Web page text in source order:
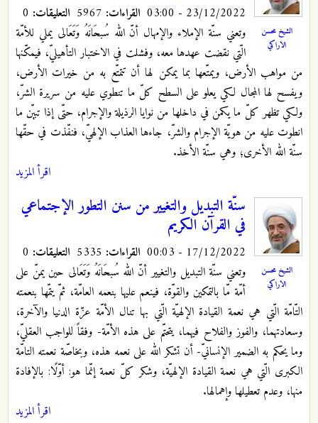
الشيخ محسن
الاراكي
23/12/2022 - 03:00 القراءات: التعليقات:
وتعني سنّة الإملاء والإمهال أنّ الله سُبحَانَهُ وَتَعَالى يملي للأمّة
الّتي نقضت عهدها معه، وفشلت في الاختبار التأهيليّ، فيمكّنها
من مواهب الأرض، ويمتّعها بما يمكن لها أن تتمتّع به من خيرات الأرض،
ويفسح لها المجال لكي يعلو على السطح كلّ ما تنطوي عليه من سريرة الشرّ،
ولكي تظهر كلّ ما يكمن في داخلها من نوايا الرذيلة والإجرام، حتّى إذا تبيّن ما
انطوت عليه من هويّة الإجرام والشرّ، جاءها العذاب الإلهيّ، فنفّذت في حقّها
سنّة الله الأخرى؛ وهي سنّة الأخذ.
اقرأ المزيد
الشيخ محسن
الاراكي
سنّة التبديل والتغيير من سنن التطور الإجتماعي
في القرآن الكريم
17/12/2022 - 00:03 القراءات: التعليقات:
وتعني سنّة التبديل والتغيير أنّ الله سُبحَانَهُ وَتَعَالى حين يمنّ على
أمّة مّا بالتمكين والقوّة، فينعم عليها بنعمه العامّة، ثمّ يتمّها بنعمته
التّامّة الّتي هي نعمة القيادة الإلهيّة الّتي بها تنال الأمّة عزّة الدنيا والآخرة،
وسعادتهما، والفوز والفلاح فيهما، يتحتّم على هذه الأمّة- وفقاً للواجب العقليّ،
وما يحكم به الضمير الإنسانيّ- أن تشكر الله على نعمه هذه، وبخاصّة نعمته التامّة
الكبرى الّتي هي نعمة القيادة الإلهيّة، وشكر كلّ نعمة إنّما هو: أوّلًا: بالإفادة
منها، وعدم تعطيلها وإهمالها.
اقرأ المزيد